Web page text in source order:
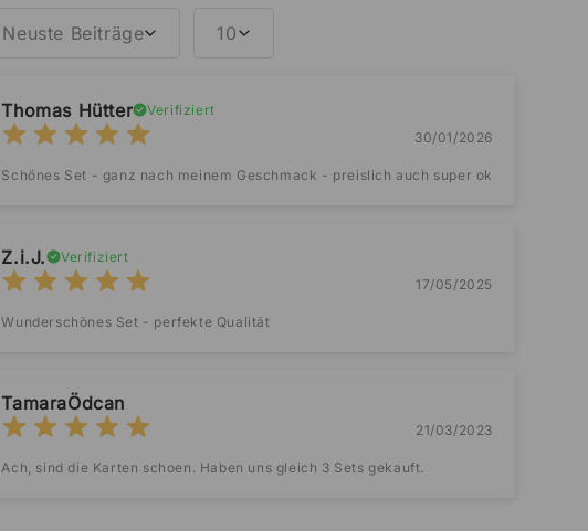
Neuste Beiträge 10
Thomas Hütter
Verifiziert
30/01/2026
Schönes Set - ganz nach meinem Geschmack - preislich auch super ok
Z.i.J.
Verifiziert
17/05/2025
Wunderschönes Set - perfekte Qualität
TamaraÖdcan
21/03/2023
Ach, sind die Karten schoen. Haben uns gleich 3 Sets gekauft.